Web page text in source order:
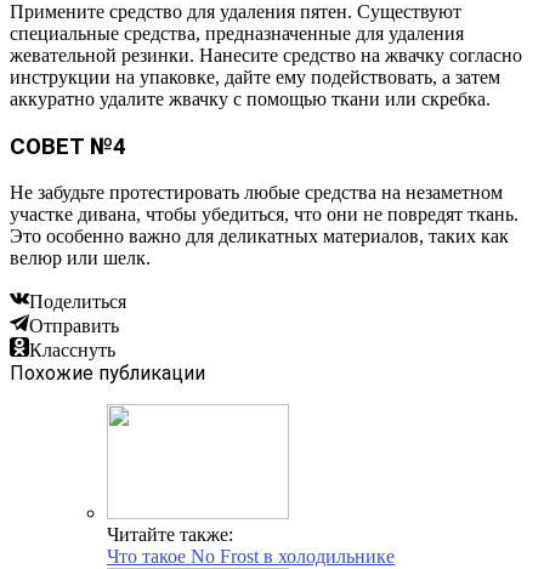
Примените средство для удаления пятен. Существуют
специальные средства, предназначенные для удаления
жевательной резинки. Нанесите средство на жвачку согласно
инструкции на упаковке, дайте ему подействовать, а затем
аккуратно удалите жвачку с помощью ткани или скребка.
СОВЕТ №4
Не забудьте протестировать любые средства на незаметном
участке дивана, чтобы убедиться, что они не повредят ткань.
Это особенно важно для деликатных материалов, таких как
велюр или шелк.
Поделиться
Отправить
Класснуть
Похожие публикации
Читайте также:
Что такое No Frost в холодильнике